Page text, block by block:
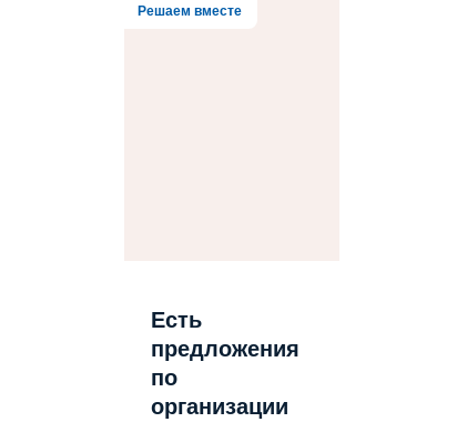
Решаем вместе
Есть
предложения
по
организации